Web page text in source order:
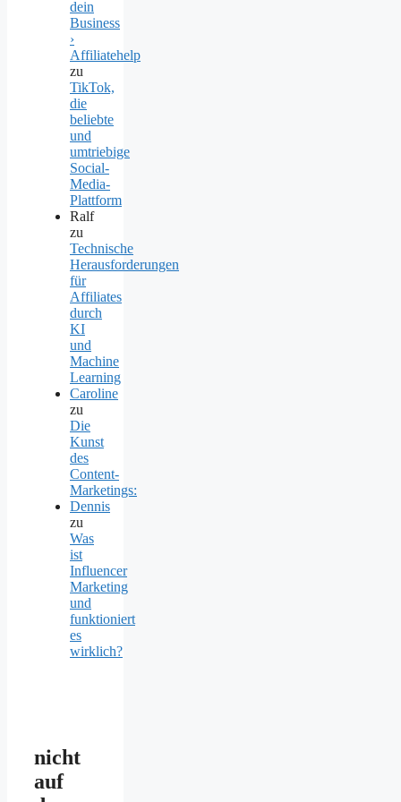
dein
Business
›
Affiliatehelp
zu
TikTok,
die
beliebte
und
umtriebige
Social-
Media-
Plattform
Ralf
zu
Technische
Herausforderungen
für
Affiliates
durch
KI
und
Machine
Learning
Caroline
zu
Die
Kunst
des
Content-
Marketings:
Dennis
zu
Was
ist
Influencer
Marketing
und
funktioniert
es
wirklich?
nicht
auf